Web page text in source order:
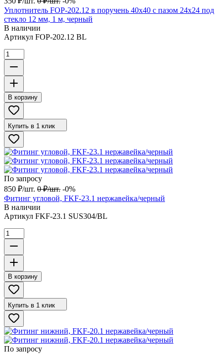
Уплотнитель FOP-202.12 в поручень 40х40 с пазом 24х24 под
стекло 12 мм, 1 м, черный
В наличии
Артикул FOP-202.12 BL
В корзину
Купить в 1 клик
По запросу
850 ₽/шт. 0 ₽/шт. -0%
Фитинг угловой, FKF-23.1 нержавейка/черный
В наличии
Артикул FKF-23.1 SUS304/BL
В корзину
Купить в 1 клик
По запросу